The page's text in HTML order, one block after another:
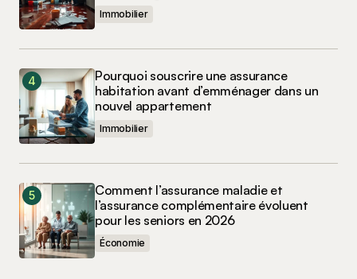
Immobilier
Pourquoi souscrire une assurance
habitation avant d’emménager dans un
nouvel appartement
Immobilier
Comment l’assurance maladie et
l’assurance complémentaire évoluent
pour les seniors en 2026
Économie